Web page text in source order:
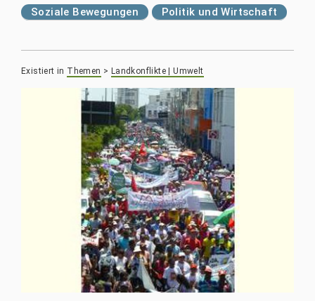
Soziale Bewegungen Politik und Wirtschaft
Existiert in Themen > Landkonflikte | Umwelt